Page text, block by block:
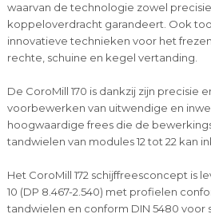
waarvan de technologie zowel
koppeloverdracht garandeert. Ook
innovatieve technieken voor het
rechte, schuine en kegel vertanding.
De CoroMill 170 is dankzij zijn precisie
voorbewerken van uitwendige en
hoogwaardige frees die de
tandwielen van modules 12 tot 22 kan
Het CoroMill 172 schijffreesconcept is
10 (DP 8.467-2.540) met profielen
tandwielen en conform DIN 5480 voor